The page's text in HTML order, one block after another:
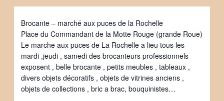
Brocante – marché aux puces de la Rochelle
Place du Commandant de la Motte Rouge (grande Roue)
Le marche aux puces de La Rochelle a lieu tous les
mardi ,jeudi , samedi des brocanteurs professionnels
exposent , belle brocante , petits meubles , tableaux ,
divers objets décoratifs , objets de vitrines anciens ,
objets de collections , bric a brac, bouquinistes…